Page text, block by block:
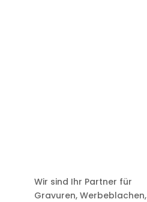
Wir sind Ihr Partner für
Gravuren, Werbeblachen,